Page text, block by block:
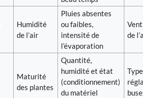
Humidité
de l’air
Pluies absentes
ou faibles,
intensité de
l’évaporation
de
Maturité
des plantes
Quantité,
humidité et état
(conditionnement)
du matériel